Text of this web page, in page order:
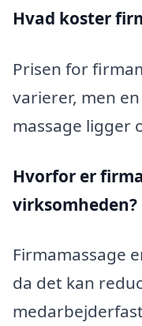
Hvad koster
Prisen for
varierer, men
massage ligger
Hvorfor er
virksomheden?
Firmamassage
da det kan